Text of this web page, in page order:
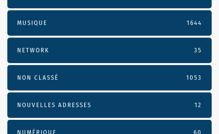
MUSIQUE 1644
NETWORK 35
NON CLASSÉ 1053
NOUVELLES ADRESSES 12
NUMÉRIQUE 60